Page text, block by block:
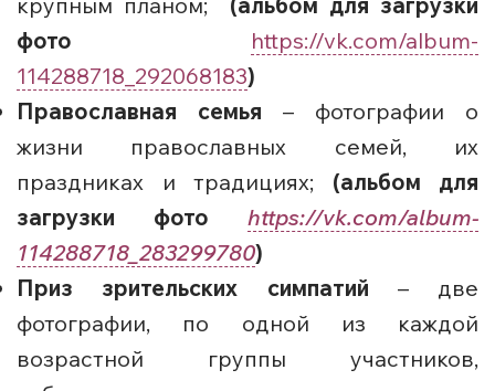
фото https://vk.com/album-
114288718_292068183)
Православная семья – фотографии о
жизни православных семей, их
праздниках и традициях; (альбом для
загрузки фото
https://vk.com/album-
114288718_283299780)
Приз зрительских симпатий – две
фотографии, по одной из каждой
возрастной группы участников,